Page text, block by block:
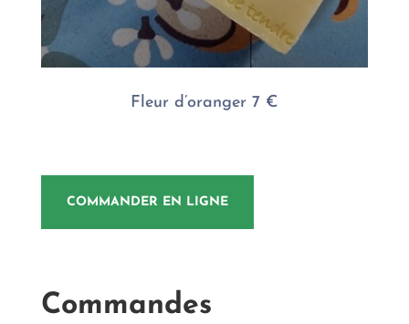
Fleur d’oranger 7 €
COMMANDER EN LIGNE
Commandes